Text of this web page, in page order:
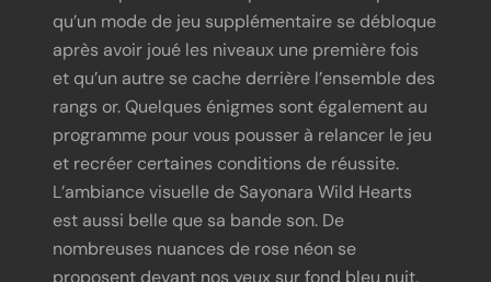
qu’un mode de jeu supplémentaire se débloque
après avoir joué les niveaux une première fois
et qu’un autre se cache derrière l’ensemble des
rangs or. Quelques énigmes sont également au
programme pour vous pousser à relancer le jeu
et recréer certaines conditions de réussite.
L’ambiance visuelle de Sayonara Wild Hearts
est aussi belle que sa bande son. De
nombreuses nuances de rose néon se
proposent devant nos yeux sur fond bleu nuit.